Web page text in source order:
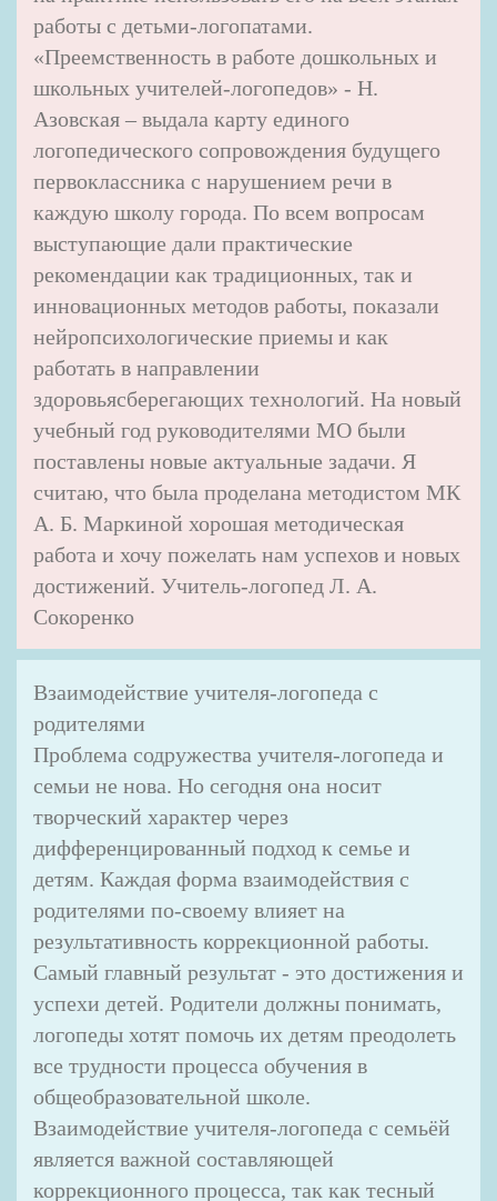
работы с детьми-логопатами.
«Преемственность в работе дошкольных и
школьных учителей-логопедов» - Н.
Азовская – выдала карту единого
логопедического сопровождения будущего
первоклассника с нарушением речи в
каждую школу города. По всем вопросам
выступающие дали практические
рекомендации как традиционных, так и
инновационных методов работы, показали
нейропсихологические приемы и как
работать в направлении
здоровьясберегающих технологий. На новый
учебный год руководителями МО были
поставлены новые актуальные задачи. Я
считаю, что была проделана методистом МК
А. Б. Маркиной хорошая методическая
работа и хочу пожелать нам успехов и новых
достижений. Учитель-логопед Л. А.
Сокоренко
Взаимодействие учителя-логопеда с
родителями
Проблема содружества учителя-логопеда и
семьи не нова. Но сегодня она носит
творческий характер через
дифференцированный подход к семье и
детям. Каждая форма взаимодействия с
родителями по-своему влияет на
результативность коррекционной работы.
Самый главный результат - это достижения и
успехи детей. Родители должны понимать,
логопеды хотят помочь их детям преодолеть
все трудности процесса обучения в
общеобразовательной школе.
Взаимодействие учителя-логопеда с семьёй
является важной составляющей
коррекционного процесса, так как тесный